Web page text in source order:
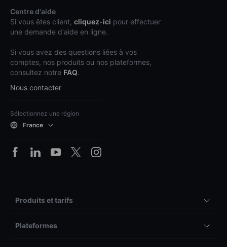
Centre d'aide
Si vous êtes client, cliquez-ici pour effectuer
une demande d'aide en ligne.
Si vous avez des questions liées à vos
comptes, nos produits ou nos plateformes,
consultez notre FAQ.
Nous contacter
Sélectionnez une région
France
Produits et tarifs
Plateformes